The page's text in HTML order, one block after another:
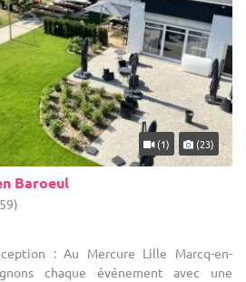
(1) (23)
Baroeul
: Au Mercure Lille Marcq-en-
chaque événement avec une